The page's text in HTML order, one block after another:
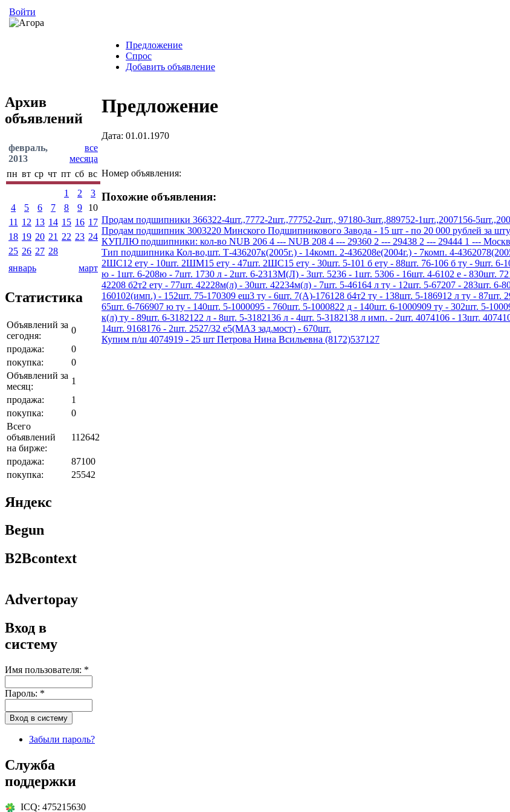
Войти
Предложение
Спрос
Добавить объявление
Архив
объявлений
февраль,
2013
все
месяца
пн вт ср чт пт сб вс
1
2
3
4
5 6 7 8 9
10
11 12 13 14 15 16 17
18 19 20 21 22 23 24
25 26 27 28
январь
март
Статистика
Объявлений за
сегодня:
0
продажа:
0
покупка:
0
Объявлений за
месяц:
1
продажа:
1
покупка:
0
Всего
объявлений
на бирже:
112642
продажа:
87100
покупка:
25542
Яндекс
Begun
B2Bcontext
Advertopay
Вход в
систему
Имя пользователя: *
Пароль: *
Забыли пароль?
Служба
поддержки
ICQ: 475215630
Предложение
Дата: 01.01.1970
Номер объявления:
Похожие объявления:
Продам подшипники 366322-4шт.,7772-2шт.,77752-2шт., 97180-3шт.,889752-1шт.,2007156-
Продам подшипник 3003220 Минского Подшипникового Завода - 15 шт - по 20 000 рублей за
КУПЛЮ подшипники: кол-во NUB 206 4 --- NUB 208 4 --- 29360 2 --- 29438 2 --- 29444 1 ---
Тип подшипника Кол-во,шт. Т-436207к(2005г.) - 14комп. 2-436208е(2004г.) - 7комп. 4-
2ШС12 ету - 10шт. 2ШМ15 ету - 47шт. 2ШС15 ету - 30шт. 5-101 б ету - 88шт. 76-106 б ту - 9шт. 6-
ю - 1шт. 6-208ю - 7шт. 1730 л - 2шт. 6-2313М(Л) - 3шт. 5236 - 1шт. 5306 - 16шт. 4-6102 е - 830шт.
42208 б2т2 ету - 77шт. 42228м(л) - 30шт. 42234м(л) - 7шт. 5-46164 л ту - 12шт. 5-67207 - 283шт. 6-
160102(имп.) - 152шт. 75-170309 еш3 ту - 6шт. 7(А)-176128 б4т2 ту - 138шт. 5-186912 л ту - 87шт.
65шт. 6-766907 ю ту - 140шт. 5-1000095 - 760шт. 5-1000822 д - 140шт. 6-1000909 ту - 302шт. 5-
к(л) ту - 89шт. 6-3182122 л - 8шт. 5-3182136 л - 4шт. 5-3182138 л имп. - 2шт. 4074106 - 13шт.
14шт. 9168176 - 2шт. 2527/32 е5(МАЗ зад.мост) - 670шт.
Купим п/ш 4074919 - 25 шт Петрова Нина Всильевна (8172)537127